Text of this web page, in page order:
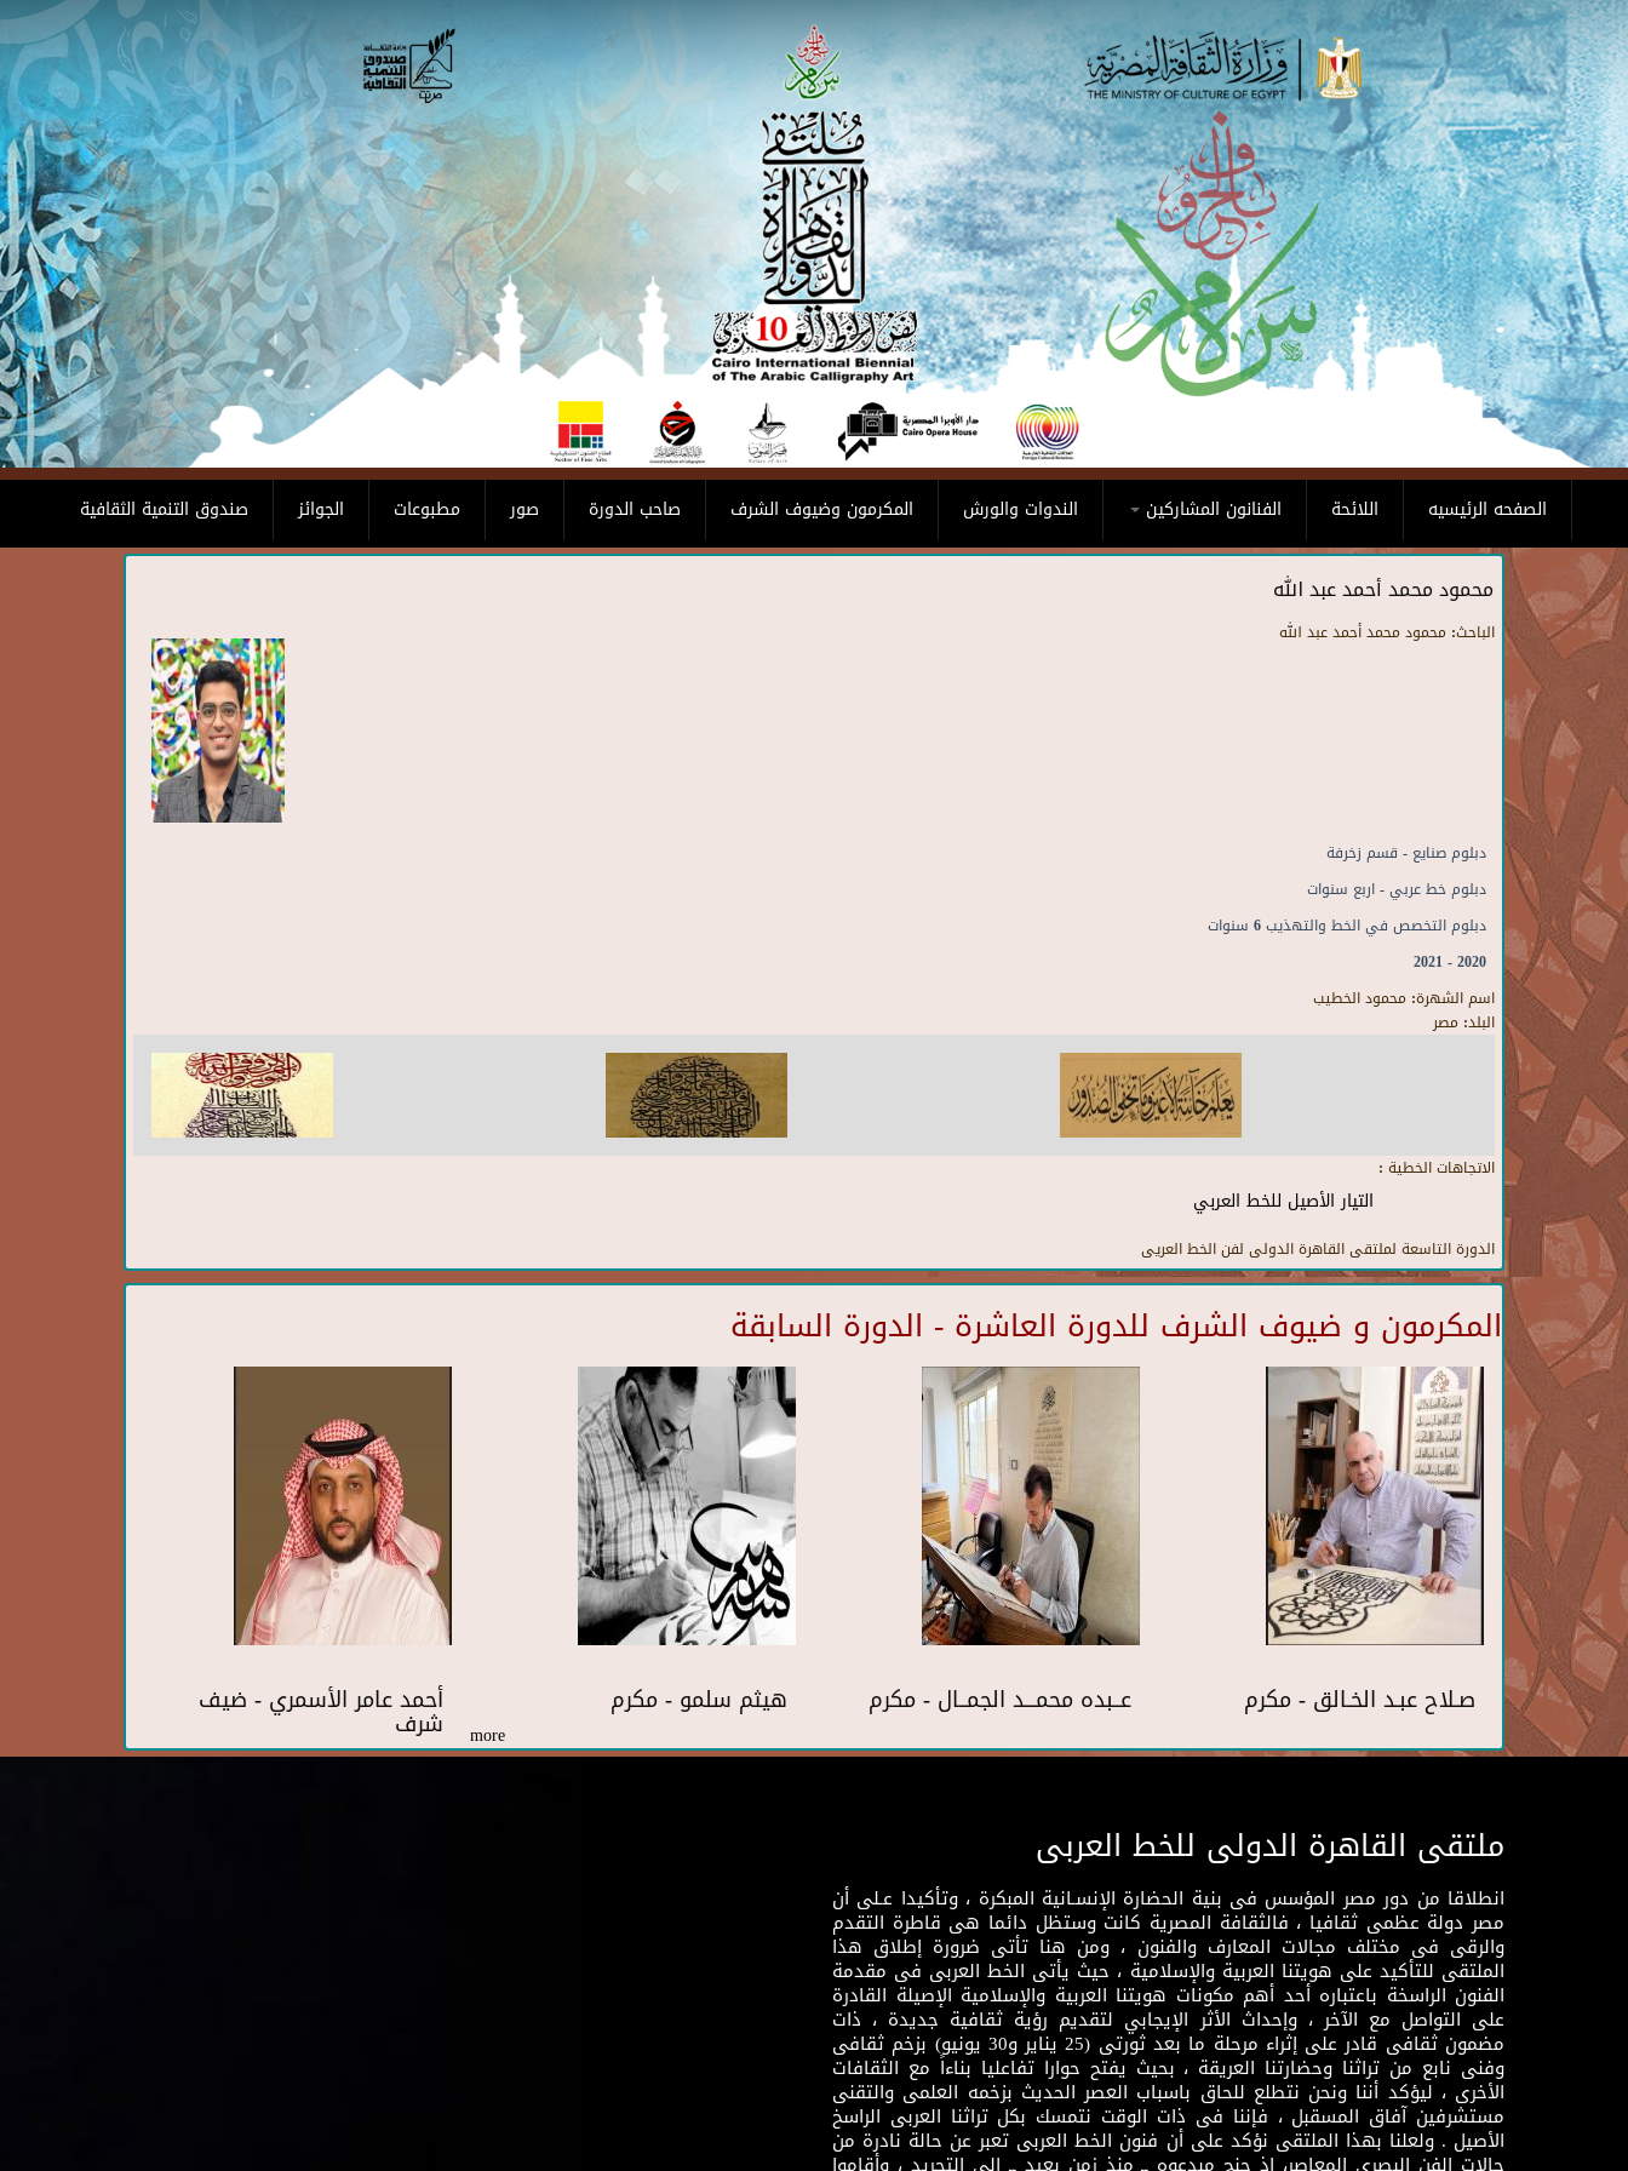
Skip to main content
صندوق التنمية الثقافية الجوائز مطبوعات صور صاحب الدورة المكرمون وضيوف الشرف الندوات والورش الفنانون المشاركين اللائحة الصفحه الرئيسيه
محمود محمد أحمد عبد الله
الباحث: محمود محمد أحمد عبد الله
دبلوم صنايع - قسم زخرفة
دبلوم خط عربي - اربع سنوات
دبلوم التخصص في الخط والتهذيب 6 سنوات
2020 - 2021
اسم الشهرة: محمود الخطيب
البلد: مصر
الاتجاهات الخطية :
التيار الأصيل للخط العربي
الدورة التاسعة لملتقى القاهرة الدولى لفن الخط العريى
المكرمون و ضيوف الشرف للدورة العاشرة - الدورة السابقة
أحمد عامر الأسمري - ضيف
شرف
هيثم سلمو - مكرم عــبده محمـــد الجمــال - مكرم صـلاح عبـد الخـالق - مكرم
more
ملتقى القاهرة الدولى للخط العربى
انطلاقا من دور مصر المؤسس فى بنية الحضارة الإنسـانية المبكرة ، وتأكيدا عـلى أن
مصر دولة عظمى ثقافيا ، فالثقافة المصرية كانت وستظل دائما هى قاطرة التقدم
والرقى فى مختلف مجالات المعارف والفنون ، ومن هنا تأتى ضرورة إطلاق هذا
الملتقى للتأكيد على هويتنا العربية والإسلامية ، حيث يأتى الخط العربى فى مقدمة
الفنون الراسخة باعتباره أحد أهم مكونات هويتنا العربية والإسلامية الإصيلة القادرة
على التواصل مع الآخر ، وإحداث الأثر الإيجابي لتقديم رؤية ثقافية جديدة ، ذات
مضمون ثقافى قادر على إثراء مرحلة ما بعد ثورتى (25 يناير و30 يونيو) بزخم ثقافى
وفنى نابع من تراثنا وحضارتنا العريقة ، بحيث يفتح حوارا تفاعليا بناءاً مع الثقافات
الأخرى ، ليؤكد أننا ونحن نتطلع للحاق باسباب العصر الحديث بزخمه العلمى والتقنى
مستشرفين آفاق المسقبل ، فإننا فى ذات الوقت نتمسك بكل تراثنا العربى الراسخ
الأصيل . ولعلنا بهذا الملتقى نؤكد على أن فنون الخط العربى تعبر عن حالة نادرة من